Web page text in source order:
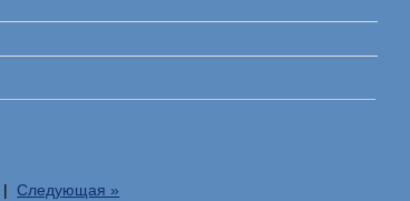
|Следующая »